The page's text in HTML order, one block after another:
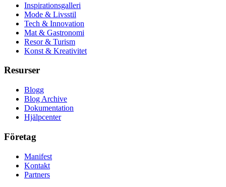
Inspirationsgalleri
Mode & Livsstil
Tech & Innovation
Mat & Gastronomi
Resor & Turism
Konst & Kreativitet
Resurser
Blogg
Blog Archive
Dokumentation
Hjälpcenter
Företag
Manifest
Kontakt
Partners